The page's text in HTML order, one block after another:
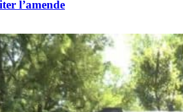
l’amende